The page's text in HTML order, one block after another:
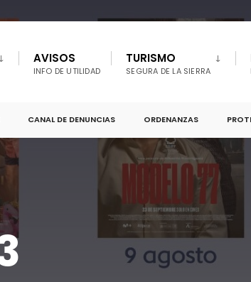
AVISOS
INFO DE UTILIDAD
TURISMO
SEGURA DE LA SIERRA
CANAL DE DENUNCIAS ORDENANZAS